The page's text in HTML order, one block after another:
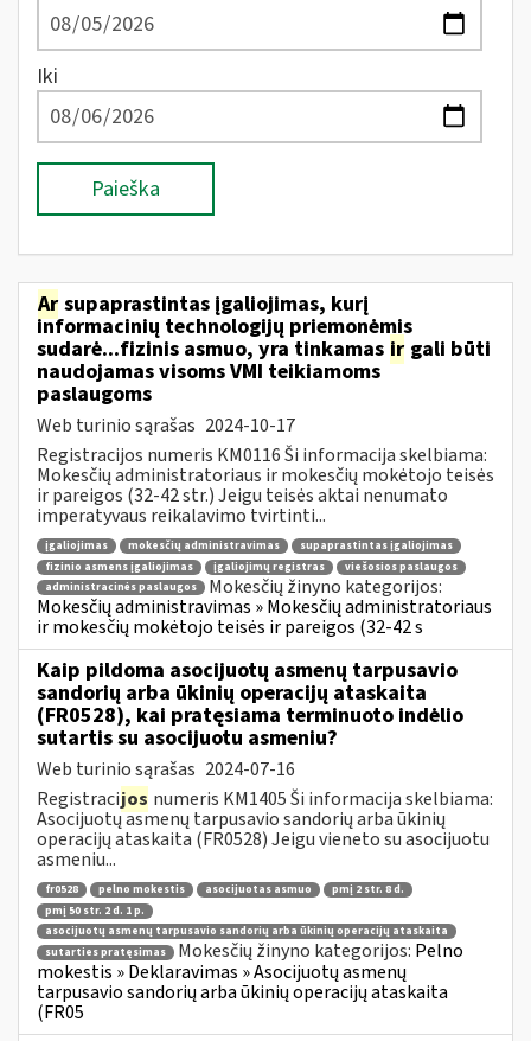
Iki
Paieška
Ar supaprastintas įgaliojimas, kurį
informacinių technologijų priemonėmis
sudarė...fizinis asmuo, yra tinkamas ir gali būti
naudojamas visoms VMI teikiamoms
paslaugoms
Web turinio sąrašas 2024-10-17
Registracijos numeris KM0116 Ši informacija skelbiama:
Mokesčių administratoriaus ir mokesčių mokėtojo teisės
ir pareigos (32-42 str.) Jeigu teisės aktai nenumato
imperatyvaus reikalavimo tvirtinti...
įgaliojimas mokesčių administravimas
supaprastintas įgaliojimas
fizinio asmens įgaliojimas
įgaliojimų registras
viešosios paslaugos
administracinės paslaugos
Mokesčių žinyno kategorijos:
Mokesčių administravimas » Mokesčių administratoriaus
ir mokesčių mokėtojo teisės ir pareigos (32-42 s
Kaip pildoma asocijuotų asmenų tarpusavio
sandorių arba ūkinių operacijų ataskaita
(FR0528), kai pratęsiama terminuoto indėlio
sutartis su asocijuotu asmeniu?
Web turinio sąrašas 2024-07-16
Registracijos numeris KM1405 Ši informacija skelbiama:
Asocijuotų asmenų tarpusavio sandorių arba ūkinių
operacijų ataskaita (FR0528) Jeigu vieneto su asocijuotu
asmeniu...
fr0528 pelno mokestis asocijuotas asmuo
pmį 2 str. 8 d.
pmį 50 str. 2 d. 1 p.
asocijuotų asmenų tarpusavio sandorių arba ūkinių operacijų ataskaita
sutarties pratęsimas
Mokesčių žinyno kategorijos: Pelno
mokestis » Deklaravimas » Asocijuotų asmenų
tarpusavio sandorių arba ūkinių operacijų ataskaita
(FR05